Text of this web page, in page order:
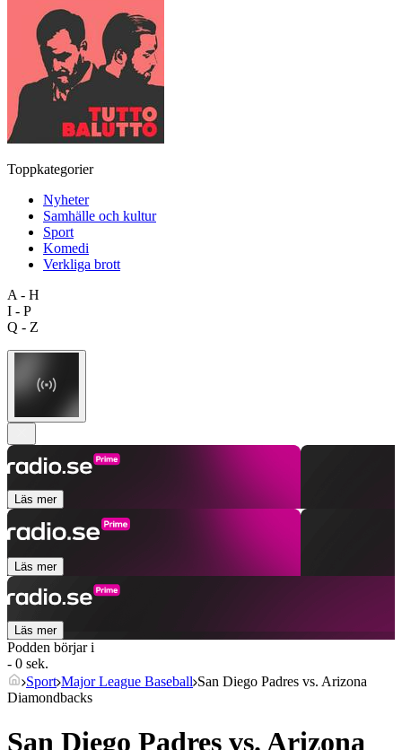
Toppkategorier
Nyheter
Samhälle och kultur
Sport
Komedi
Verkliga brott
A - H
I - P
Q - Z
Läs mer
Läs mer
Läs mer
Podden börjar i
- 0 sek.
Sport Major League Baseball San Diego Padres vs. Arizona
Diamondbacks
San Diego Padres vs. Arizona